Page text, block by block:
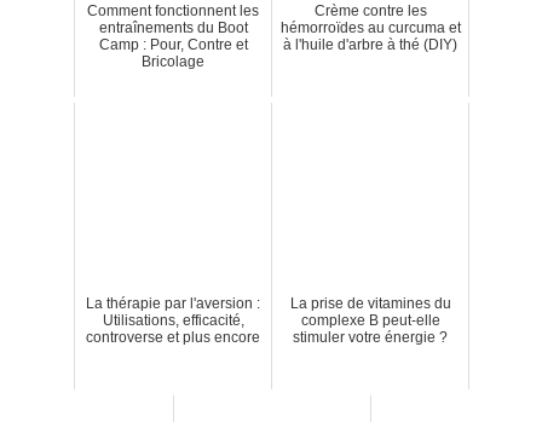
Comment fonctionnent les
entraînements du Boot
Camp : Pour, Contre et
Bricolage
Crème contre les
hémorroïdes au curcuma et
à l'huile d'arbre à thé (DIY)
La thérapie par l'aversion :
Utilisations, efficacité,
controverse et plus encore
La prise de vitamines du
complexe B peut-elle
stimuler votre énergie ?